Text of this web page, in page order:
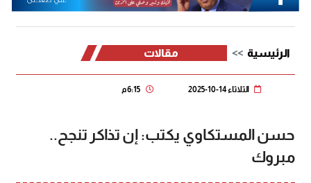
الرئيسية مقالات
الثلاثاء 14-10-2025 6:15 م
حسن المستكاوي يكتب: إن تذاكر تنجح..
مبروك